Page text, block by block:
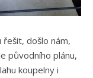
řešit, došlo nám,
původního plánu,
koupelny i